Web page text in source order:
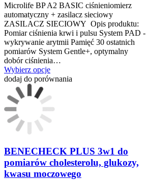
Microlife BP A2 BASIC ciśnieniomierz
automatyczny + zasilacz sieciowy
ZASILACZ SIECIOWY Opis produktu:
Pomiar ciśnienia krwi i pulsu System PAD -
wykrywanie arytmii Pamięć 30 ostatnich
pomiarów System Gentle+, optymalny
dobór ciśnienia…
Wybierz opcje
dodaj do porównania
BENECHECK PLUS 3w1 do
pomiarów cholesterolu, glukozy,
kwasu moczowego